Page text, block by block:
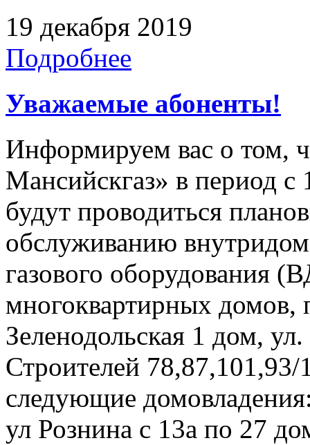
19 декабря 2019
Подробнее
Уважаемые абоненты!
Информируем вас о том,
Мансийскгаз» в период с
будут проводиться
обслуживанию
газового
многоквартирных
Зеленодольская 1 дом,
Строителей
следующие
ул Рознина с 13а по 27